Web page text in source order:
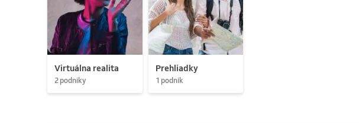
Virtuálna realita
2 podniky
Prehliadky
1 podnik